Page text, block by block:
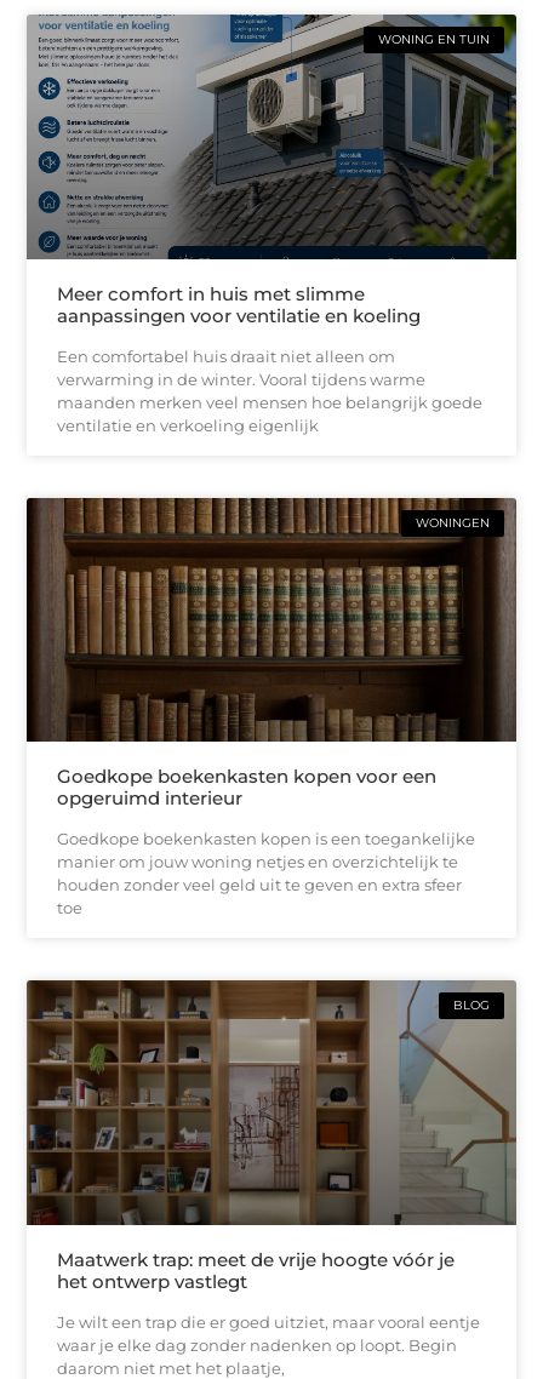
WONING EN TUIN
Meer comfort in huis met slimme
aanpassingen voor ventilatie en koeling
Een comfortabel huis draait niet alleen om
verwarming in de winter. Vooral tijdens warme
maanden merken veel mensen hoe belangrijk goede
ventilatie en verkoeling eigenlijk
WONINGEN
Goedkope boekenkasten kopen voor een
opgeruimd interieur
Goedkope boekenkasten kopen is een toegankelijke
manier om jouw woning netjes en overzichtelijk te
houden zonder veel geld uit te geven en extra sfeer
toe
BLOG
Maatwerk trap: meet de vrije hoogte vóór je
het ontwerp vastlegt
Je wilt een trap die er goed uitziet, maar vooral eentje
waar je elke dag zonder nadenken op loopt. Begin
daarom niet met het plaatje,